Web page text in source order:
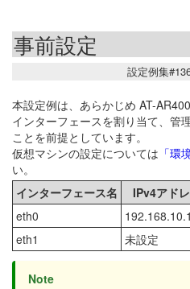
事前設定
設定例集
本設定例は、あらかじめ AT-
インターフェースを割り当て、管
ことを前提としています。
仮想マシンの設定については 「環
い。
インターフェース名
IPv4アド
eth0
eth1
未設定
Note